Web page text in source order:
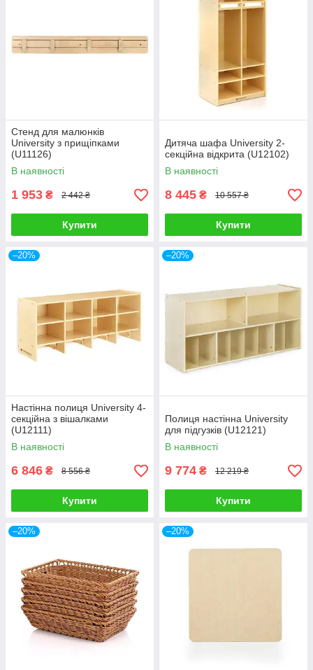
Стенд для малюнків
University з прищіпками
(U11126)
В наявності
1 953 ₴ 2 442 ₴
Купити
Дитяча шафа University 2-
секційна відкрита (U12102)
В наявності
8 445 ₴ 10 557 ₴
Купити
–20%
Настінна полиця University 4-
секційна з вішалками
(U12111)
В наявності
6 846 ₴ 8 556 ₴
Купити
–20%
Полиця настінна University
для підгузків (U12121)
В наявності
9 774 ₴ 12 219 ₴
Купити
–20% –20%